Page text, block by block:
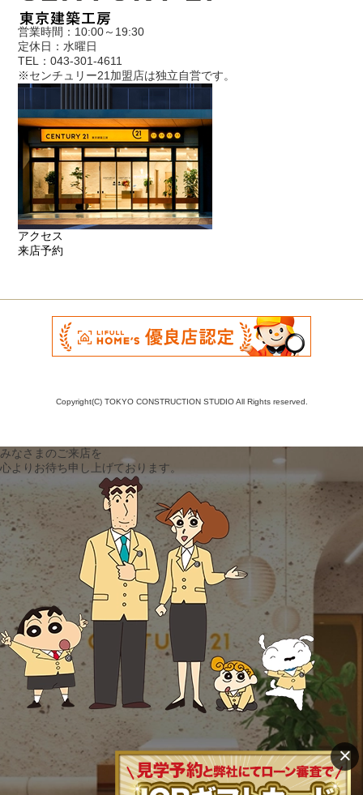
営業時間：10:00～19:30
定休日：水曜日
TEL：043-301-4611
※センチュリー21加盟店は独立自営です。
アクセス
来店予約
Copyright(C) TOKYO CONSTRUCTION STUDIO All Rights reserved.
みなさまのご来店を
心よりお待ち申し上げております。
×